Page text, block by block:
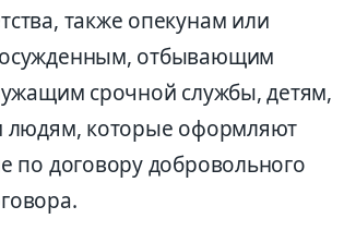
также опекунам или
осужденным, отбывающим
срочной службы, детям,
людям, которые оформляют
по договору добровольного